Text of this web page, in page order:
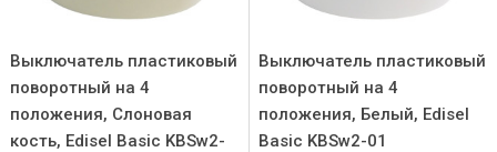
Выключатель пластиковый
поворотный на 4
положения, Слоновая
кость, Edisel Basic KBSw2-
Выключатель пластиковый
поворотный на 4
положения, Белый, Edisel
Basic KBSw2-01